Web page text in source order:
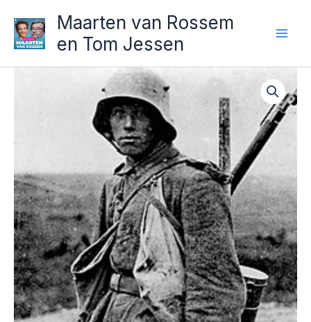
naar
inhoud
Maarten van Rossem
en Tom Jessen